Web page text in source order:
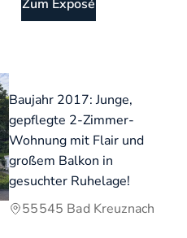
Zum Exposé
Baujahr 2017: Junge,
gepflegte 2-Zimmer-
Wohnung mit Flair und
großem Balkon in
gesuchter Ruhelage!
55545 Bad Kreuznach